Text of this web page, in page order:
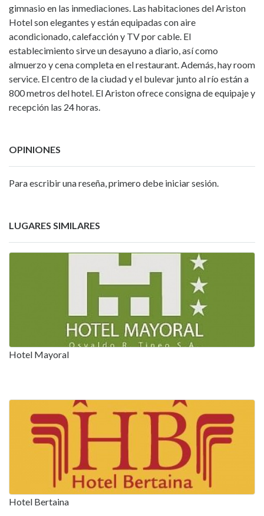
gimnasio en las inmediaciones. Las habitaciones del Ariston
Hotel son elegantes y están equipadas con aire
acondicionado, calefacción y TV por cable. El
establecimiento sirve un desayuno a diario, así como
almuerzo y cena completa en el restaurant. Además, hay room
service. El centro de la ciudad y el bulevar junto al río están a
800 metros del hotel. El Ariston ofrece consigna de equipaje y
recepción las 24 horas.
OPINIONES
Para escribir una reseña, primero debe iniciar sesión.
LUGARES SIMILARES
Hotel Mayoral
Hotel Bertaina